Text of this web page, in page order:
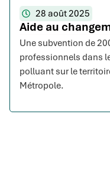
28 août 2025
Aide au
Une subvention de
professionnels dans
polluant sur le
Métropole.